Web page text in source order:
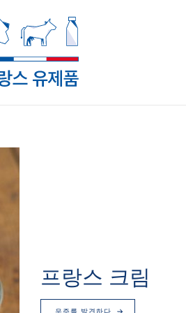
프랑스 크림